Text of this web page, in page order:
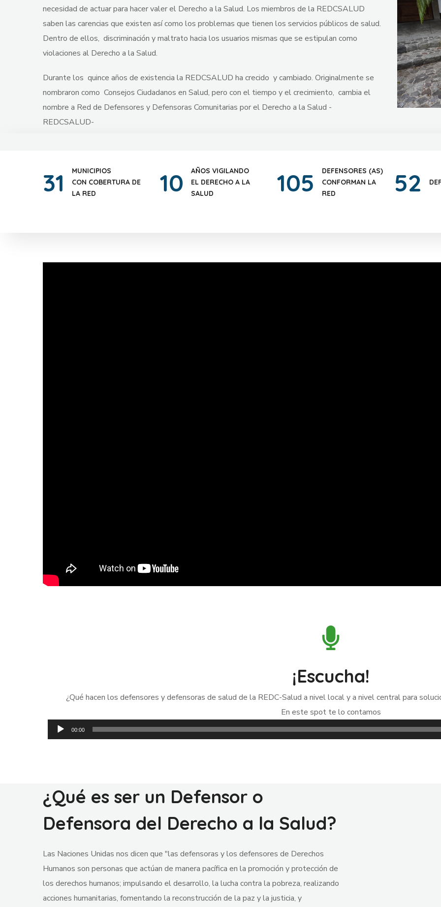
necesidad de actuar para hacer valer el Derecho a la Salud. Los miembros de la REDCSALUD
saben las carencias que existen así como los problemas que tienen los servicios públicos de salud.
Dentro de ellos, discriminación y maltrato hacia los usuarios mismas que se estipulan como
violaciones al Derecho a la Salud.
Durante los quince años de existencia la REDCSALUD ha crecido y cambiado. Originalmente se
nombraron como Consejos Ciudadanos en Salud, pero con el tiempo y el crecimiento, cambia el
nombre a Red de Defensores y Defensoras Comunitarias por el Derecho a la Salud -
REDCSALUD-
31
MUNICIPIOS
CON COBERTURA DE
LA RED
10
AÑOS VIGILANDO
EL DERECHO A LA
SALUD
105
DEFENSORES (AS)
CONFORMAN LA
RED
52
¡Escucha!
¿Qué hacen los defensores y defensoras de salud de la REDC-Salud a nivel local y a nivel central para
En este spot te lo contamos
Reproductor
de
00:00
¿Qué es ser un Defensor o
Defensora del Derecho a la Salud?
Las Naciones Unidas nos dicen que "las defensoras y los defensores de Derechos
Humanos son personas que actúan de manera pacífica en la promoción y protección de
los derechos humanos; impulsando el desarrollo, la lucha contra la pobreza, realizando
acciones humanitarias, fomentando la reconstrucción de la paz y la justicia, y